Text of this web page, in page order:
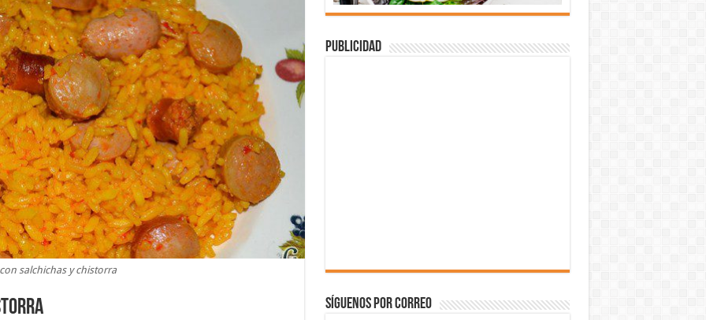
salchichas y chistorra
Publicidad
Síguenos por correo